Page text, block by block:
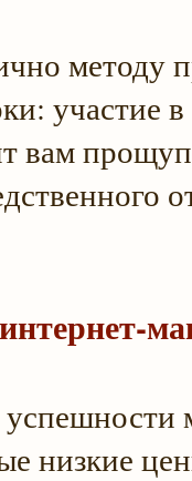
методу
участие
вам
низкие